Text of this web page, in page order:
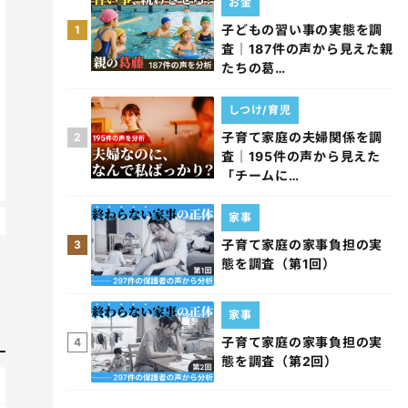
1
子どもの習い事の実態を調
査｜187件の声から見えた親
たちの葛…
2
子育て家庭の夫婦関係を調
査｜195件の声から見えた
「チームに…
しつけ/育児
3
子育て家庭の家事負担の実
態を調査（第1回）
家事
4
子育て家庭の家事負担の実
態を調査（第2回）
家事